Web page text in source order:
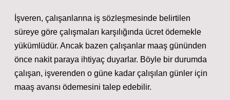
İşveren, çalışanlarına iş sözleşmesinde belirtilen
süreye göre çalışmaları karşılığında ücret ödemekle
yükümlüdür. Ancak bazen çalışanlar maaş gününden
önce nakit paraya ihtiyaç duyarlar. Böyle bir durumda
çalışan, işverenden o güne kadar çalışılan günler için
maaş avansı ödemesini talep edebilir.